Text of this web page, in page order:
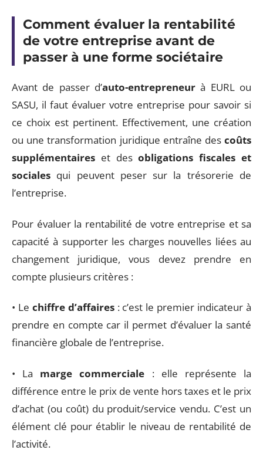
Comment évaluer la rentabilité
de votre entreprise avant de
passer à une forme sociétaire
Avant de passer d’auto-entrepreneur à EURL ou
SASU, il faut évaluer votre entreprise pour savoir si
ce choix est pertinent. Effectivement, une création
ou une transformation juridique entraîne des coûts
supplémentaires et desobligations fiscales et
sociales qui peuvent peser sur la trésorerie de
l’entreprise.
Pour évaluer la rentabilité de votre entreprise et sa
capacité à supporter les charges nouvelles liées au
changement juridique, vous devez prendre en
compte plusieurs critères :
• Le chiffre d’affaires: c’est le premier indicateur à
prendre en compte car il permet d’évaluer la santé
financière globale de l’entreprise.
• La marge commerciale : elle représente la
différence entre le prix de vente hors taxes et le prix
d’achat (ou coût) du produit/service vendu. C’est un
élément clé pour établir le niveau de rentabilité de
l’activité.